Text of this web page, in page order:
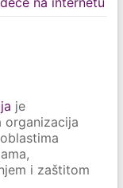
je
organizacija
i zaštitom